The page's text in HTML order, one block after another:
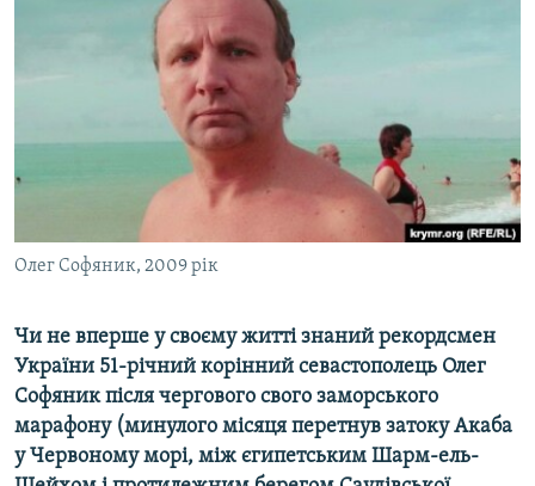
СПЕЦПРОЕКТИ
ВІДЕОУРОКИ «ELIFBE»
СВІДЧЕННЯ ОКУПАЦІЇ
УКРАЇНСЬКА ПРОБЛЕМА КРИМУ
ЯК ОБІЙТИ БЛОКУВАННЯ
Усі сайти RFE/RL
Олег Софяник, 2009 рік
Чи не вперше у своєму житті знаний рекордсмен
України 51-річний корінний севастополець Олег
Софяник після чергового свого заморського
марафону (минулого місяця перетнув затоку Акаба
у Червоному морі, між єгипетським Шарм-ель-